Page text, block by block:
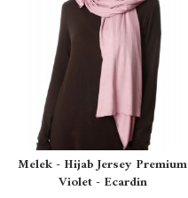
Melek - Hijab Jersey Premium
Violet - Ecardin